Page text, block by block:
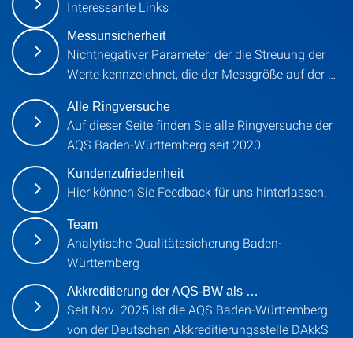
Interessante Links
Messunsicherheit
Nichtnegativer Parameter, der die Streuung der
Werte kennzeichnet, die der Messgröße auf der …
Alle Ringversuche
Auf dieser Seite finden Sie alle Ringversuche der
AQS Baden-Württemberg seit 2020
Kundenzufriedenheit
Hier können Sie Feedback für uns hinterlassen.
Team
Analytische Qualitätssicherung Baden-
Württemberg
Akkreditierung der AQS-BW als …
Seit Nov. 2025 ist die AQS Baden-Württemberg
von der Deutschen Akkreditierungsstelle DAkkS